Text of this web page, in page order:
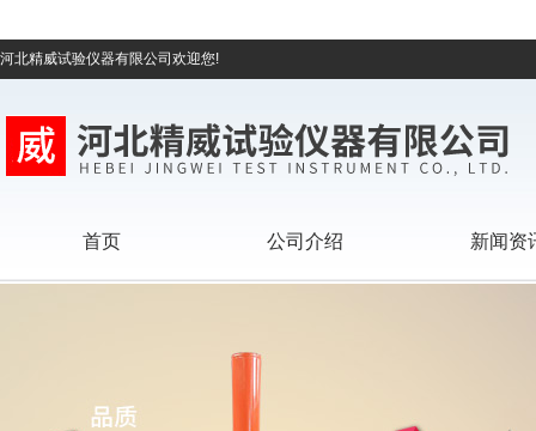
河北精威试验仪器有限公司欢迎您!
首页 公司介绍 新闻资